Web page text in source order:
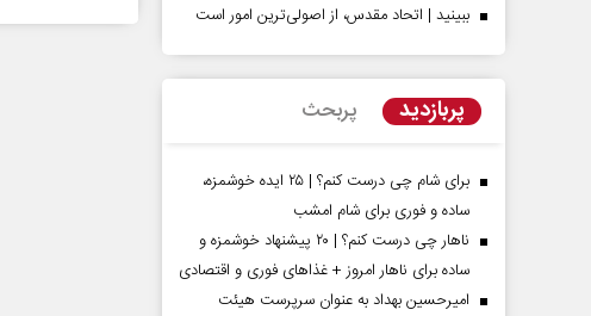
ببینید | اتحاد مقدس، از اصولی‌ترین امور است
پربازدید پربحث
برای شام چی درست کنم؟ | ۲۵ ایده خوشمزه،
ساده و فوری برای شام امشب
ناهار چی درست کنم؟ | ۲۰ پیشنهاد خوشمزه و
ساده برای ناهار امروز + غذاهای فوری و اقتصادی
امیرحسین بهداد به عنوان سرپرست هیئت